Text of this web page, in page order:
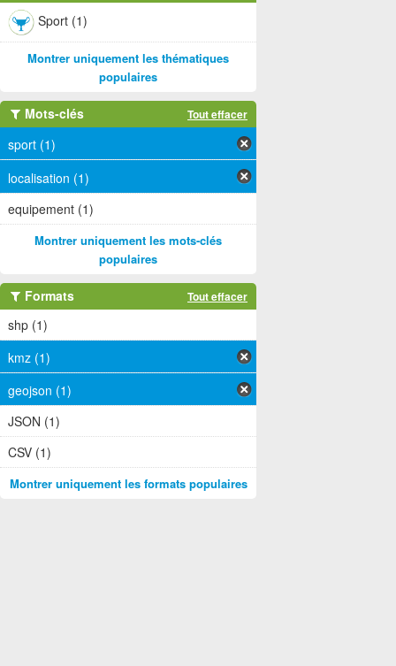
Sport (1)
Montrer uniquement les thématiques
populaires
Mots-clés Tout effacer
sport (1)
localisation (1)
equipement (1)
Montrer uniquement les mots-clés
populaires
Formats Tout effacer
shp (1)
kmz (1)
geojson (1)
JSON (1)
CSV (1)
Montrer uniquement les formats populaires